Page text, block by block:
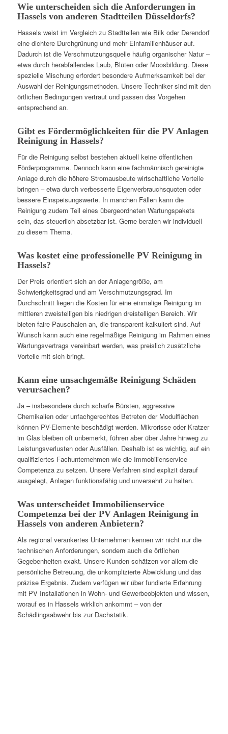
Wie unterscheiden sich die Anforderungen in
Hassels von anderen Stadtteilen Düsseldorfs?
Hassels weist im Vergleich zu Stadtteilen wie Bilk oder Derendorf
eine dichtere Durchgrünung und mehr Einfamilienhäuser auf.
Dadurch ist die Verschmutzungsquelle häufig organischer Natur –
etwa durch herabfallendes Laub, Blüten oder Moosbildung. Diese
spezielle Mischung erfordert besondere Aufmerksamkeit bei der
Auswahl der Reinigungsmethoden. Unsere Techniker sind mit den
örtlichen Bedingungen vertraut und passen das Vorgehen
entsprechend an.
Gibt es Fördermöglichkeiten für die PV Anlagen
Reinigung in Hassels?
Für die Reinigung selbst bestehen aktuell keine öffentlichen
Förderprogramme. Dennoch kann eine fachmännisch gereinigte
Anlage durch die höhere Stromausbeute wirtschaftliche Vorteile
bringen – etwa durch verbesserte Eigenverbrauchsquoten oder
bessere Einspeisungswerte. In manchen Fällen kann die
Reinigung zudem Teil eines übergeordneten Wartungspakets
sein, das steuerlich absetzbar ist. Gerne beraten wir individuell
zu diesem Thema.
Was kostet eine professionelle PV Reinigung in
Hassels?
Der Preis orientiert sich an der Anlagengröße, am
Schwierigkeitsgrad und am Verschmutzungsgrad. Im
Durchschnitt liegen die Kosten für eine einmalige Reinigung im
mittleren zweistelligen bis niedrigen dreistelligen Bereich. Wir
bieten faire Pauschalen an, die transparent kalkuliert sind. Auf
Wunsch kann auch eine regelmäßige Reinigung im Rahmen eines
Wartungsvertrags vereinbart werden, was preislich zusätzliche
Vorteile mit sich bringt.
Kann eine unsachgemäße Reinigung Schäden
verursachen?
Ja – insbesondere durch scharfe Bürsten, aggressive
Chemikalien oder unfachgerechtes Betreten der Modulflächen
können PV-Elemente beschädigt werden. Mikrorisse oder Kratzer
im Glas bleiben oft unbemerkt, führen aber über Jahre hinweg zu
Leistungsverlusten oder Ausfällen. Deshalb ist es wichtig, auf ein
qualifiziertes Fachunternehmen wie die Immobilienservice
Competenza zu setzen. Unsere Verfahren sind explizit darauf
ausgelegt, Anlagen funktionsfähig und unversehrt zu halten.
Was unterscheidet Immobilienservice
Competenza bei der PV Anlagen Reinigung in
Hassels von anderen Anbietern?
Als regional verankertes Unternehmen kennen wir nicht nur die
technischen Anforderungen, sondern auch die örtlichen
Gegebenheiten exakt. Unsere Kunden schätzen vor allem die
persönliche Betreuung, die unkomplizierte Abwicklung und das
präzise Ergebnis. Zudem verfügen wir über fundierte Erfahrung
mit PV Installationen in Wohn- und Gewerbeobjekten und wissen,
worauf es in Hassels wirklich ankommt – von der
Schädlingsabwehr bis zur Dachstatik.